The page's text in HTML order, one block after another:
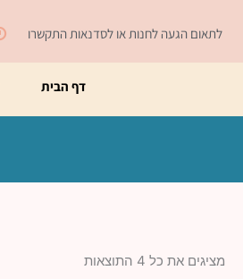
לתוכןלתאום הגעה לחנות או לסדנאות התקשרו
דף הבית
מציגים את כל ⁦4⁩ התוצאות